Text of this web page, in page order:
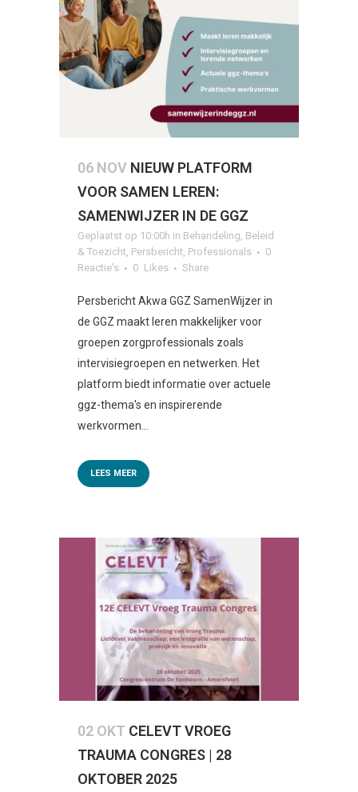
06 NOV NIEUW PLATFORM
VOOR SAMEN LEREN:
SAMENWIJZER IN DE GGZ
Geplaatst op 10:00h in Behandeling Beleid
& Toezicht Persbericht Professionals
0
Reactie's
0 Likes Share
Persbericht Akwa GGZ SamenWijzer in
de GGZ maakt leren makkelijker voor
groepen zorgprofessionals zoals
intervisiegroepen en netwerken. Het
platform biedt informatie over actuele
ggz-thema's en inspirerende
werkvormen...
LEES MEER
02 OKT CELEVT VROEG
TRAUMA CONGRES | 28
OKTOBER 2025